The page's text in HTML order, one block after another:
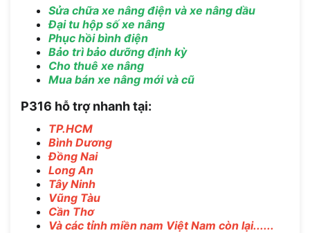
Sửa chữa xe nâng điện và xe nâng dầu
Đại tu hộp số xe nâng
Phục hồi bình điện
Bảo trì bảo dưỡng định kỳ
Cho thuê xe nâng
Mua bán xe nâng mới và cũ
P316 hỗ trợ nhanh tại:
TP.HCM
Bình Dương
Đồng Nai
Long An
Tây Ninh
Vũng Tàu
Cần Thơ
Và các tỉnh miền nam Việt Nam còn lại......